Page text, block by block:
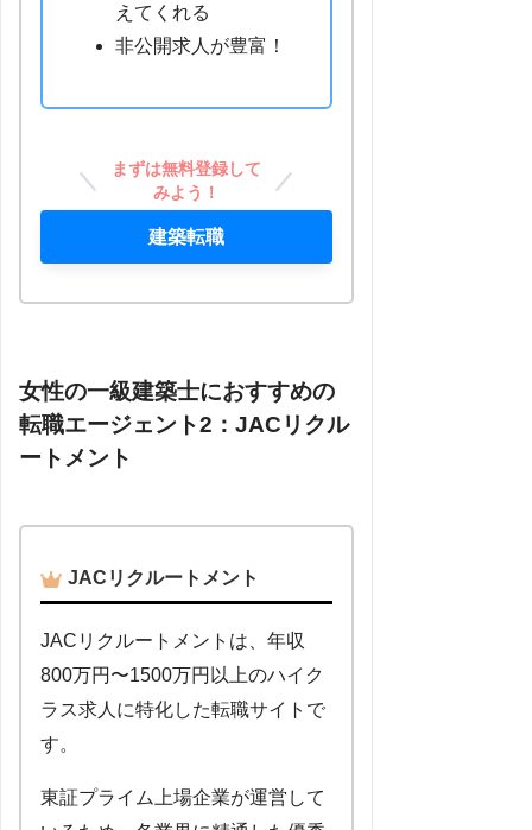
えてくれる
非公開求人が豊富！
まずは無料登録して
みよう！
建築転職
女性の一級建築士におすすめの
転職エージェント2：JACリクル
ートメント
JACリクルートメント
JACリクルートメントは、年収
800万円〜1500万円以上のハイク
ラス求人に特化した転職サイトで
す。
東証プライム上場企業が運営して